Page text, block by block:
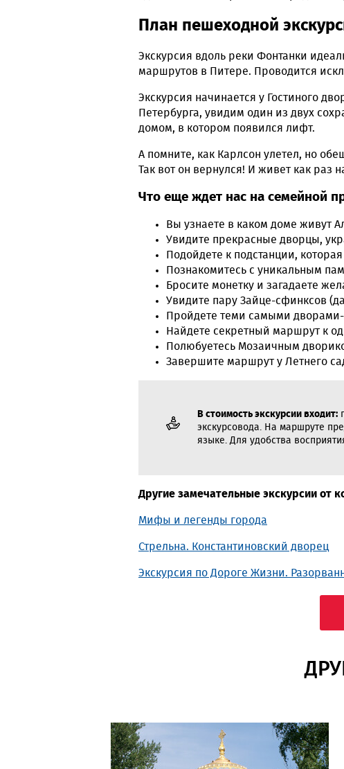
План пешеходной
Экскурсия вдоль реки Фонтанки
маршрутов в Питере. Проводится
Экскурсия начинается у Гостиного
Петербурга, увидим один из двух
домом, в котором появился лифт.
А помните, как Карлсон улетел, но
Так вот он вернулся! И живет как
Что еще ждет нас на семейной
Вы узнаете в каком доме живут
Увидите прекрасные дворцы,
Подойдете к подстанции,
Познакомитесь с уникальным
Бросите монетку и загадаете
Увидите пару Зайце-сфинксов
Пройдете теми самыми дворами-
Найдете секретный маршрут к
Полюбуетесь Мозаичным
Завершите маршрут у Летнего
В стоимость экскурсии входит:
экскурсовода. На маршруте
языке. Для удобства
Другие замечательные экскурсии от
Мифы и легенды города
Стрельна. Константиновский дворец
Экскурсия по Дороге Жизни.